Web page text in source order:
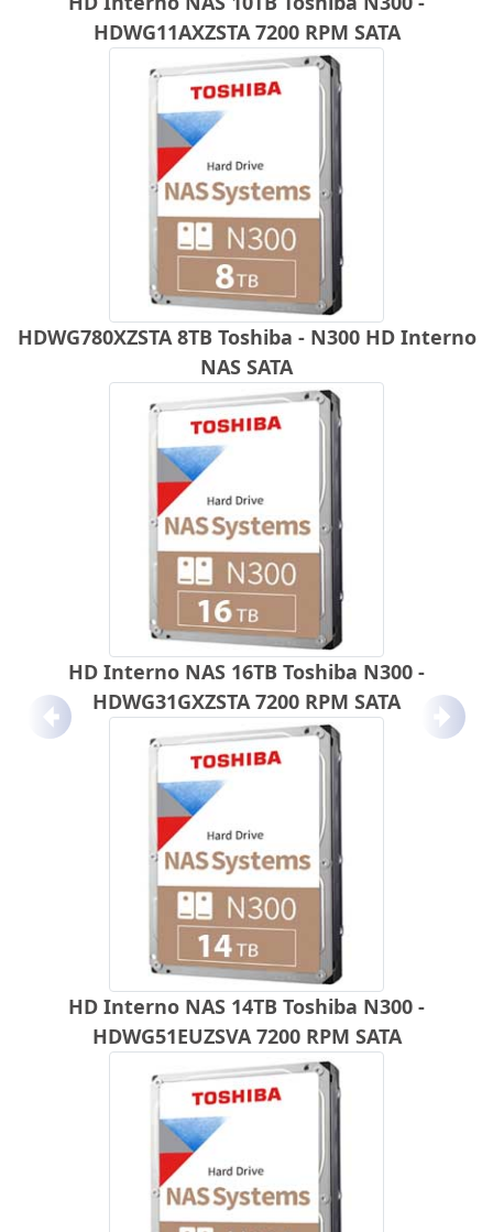
HDWG11AXZSTA 7200 RPM SATA
HDWG780XZSTA 8TB Toshiba - N300 HD Interno
NAS SATA
HD Interno NAS 16TB Toshiba N300 -
HDWG31GXZSTA 7200 RPM SATA
HD Interno NAS 14TB Toshiba N300 -
HDWG51EUZSVA 7200 RPM SATA
Anterior